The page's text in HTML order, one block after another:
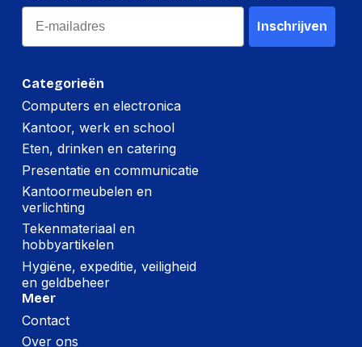
Categorieën
Computers en electronica
Kantoor, werk en school
Eten, drinken en catering
Presentatie en communicatie
Kantoormeubelen en
verlichting
Tekenmateriaal en
hobbyartikelen
Hygiëne, expeditie, veiligheid
en geldbeheer
Meer
Contact
Over ons
Email
Inschrijven